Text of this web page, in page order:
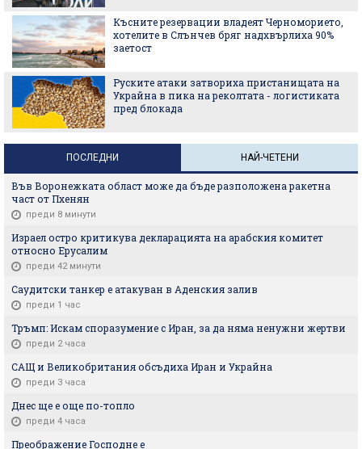
Късните резервации владеят Черноморието,
хотелите в Слънчев бряг надхвърлиха 90%
заетост
Руските атаки затвориха пристанищата на
Украйна в пика на реколтата - логистиката
пред блокада
ПОСЛЕДНИ НАЙ-ЧЕТЕНИ
Във Воронежката област може да бъде разположена ракетна
част от Пхенян
преди 8 минути
Израел остро критикува декларацията на арабския комитет
относно Ерусалим
преди 42 минути
Саудитски танкер е атакуван в Аденския залив
преди 1 час
Тръмп: Искам споразумение с Иран, за да няма ненужни жертви
преди 2 часа
САЩ и Великобритания обсъдиха Иран и Украйна
преди 3 часа
Днес ще е още по-топло
преди 4 часа
Преображение Господне е